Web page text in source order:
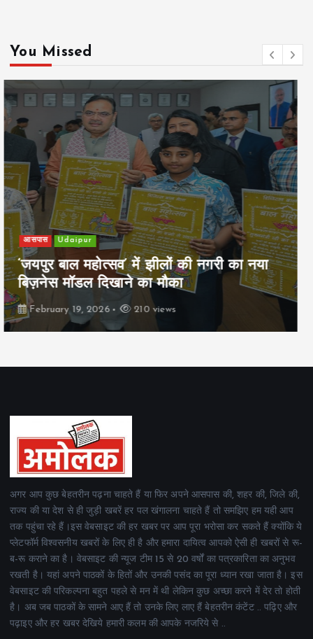
You Missed
खेल Udaipur
पिम्स मेवाड़ कप 2026: क्रॉसवर्ड व आदित्यम
रियल स्टेट्स ने मुकाबले जीते
February 19, 2026 162 views
अगर आप कुछ बेहतरीन पढ़ना चाहते हैं या फिर अपने आसपास की, शहर की, जिले की,
राज्य की या देश से ही जुड़ी खबरें हर पल खंगालना चाहते हैं तो समझिए हम यही आप
तक पहुंचा रहे हैं।इस वेबसाइट की हर खबर पर आप पूरा भरोसा कर सकते हैं क्योंकि ये
प्लेटफॉर्म विश्वसनीय खबरों के लिए ही है और हमारा दायित्व आपको ऐसी ही खबरों से रू-
ब-रू कराने का है। वेबसाइट की न्यूज टीम 15 से 20 वर्षों का पत्रकारिता का अनुभव
रखती है। यहां अपने पाठकों के हितों और उनकी पसंद का पूरा ध्यान रखा जाता है। इस
वेबसाइट की परिकल्पना बहुत पहले से मन में थी लेकिन कुछ अच्छा करने में देर तो होती
है। अब जब पाठकों के सामने आए हैं तो उनके लिए लाए हैं बेहतरीन कंटेंट .. पढ़िए और
पढ़ाइए और हर खबर देखिये हमारी कलम की आपके नजरिये से ..